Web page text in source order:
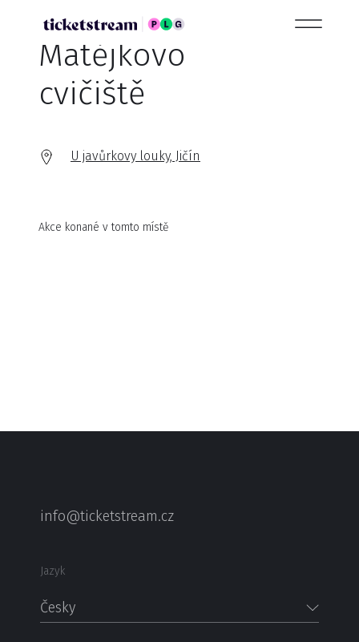
Matějkovo
cvičiště
U javůrkovy louky, Jičín
Akce konané v tomto místě
info@ticketstream.cz
Jazyk
Česky